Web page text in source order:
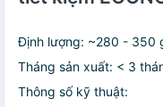
Định lượng: ~280 - 350
Tháng sản xuất: < 3
Thông số kỹ thuật: